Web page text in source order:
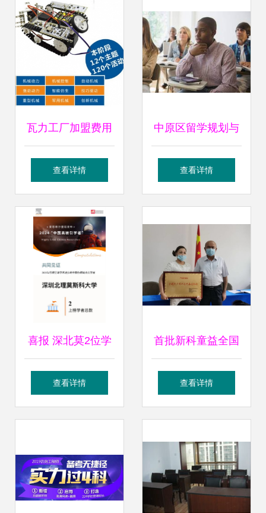
教育行业洞察 松志愿者培训会
瓦力工厂加盟费用
及教育信息咨询指
查看详情
中原区留学规划与
价格解析 郑州阡陌
推荐
查看详情
喜报 深北莫2位学
者入选爱思唯尔
查看详情
首批新科童益全国
青少年科普共享图
力青少年科普教育
发展
查看详情